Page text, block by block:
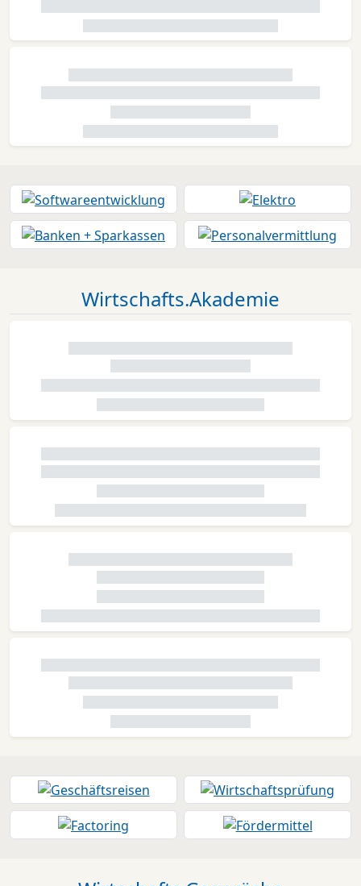
Wirtschafts.Akademie